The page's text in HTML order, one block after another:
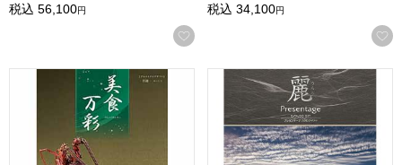
税込 56,100円
お気に入りに登録する
税込 34,100円
美食万彩 青漆(せいしつ)【カタログギフト】【贈りものカタ
プレゼンテージ麗 高麗(コウ